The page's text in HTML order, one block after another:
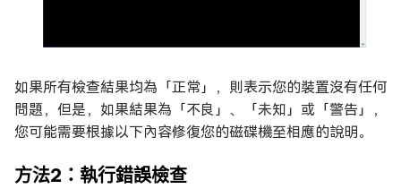
如果所有檢查結果均為「正常」，則表示您的裝置沒有任何
問題，但是，如果結果為「不良」、「未知」或「警告」，
您可能需要根據以下內容修復您的磁碟機至相應的說明。
方法2：執行錯誤檢查